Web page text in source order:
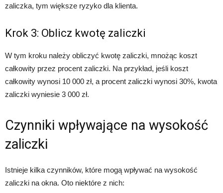
zaliczka, tym większe ryzyko dla klienta.
Krok 3: Oblicz kwotę zaliczki
W tym kroku należy obliczyć kwotę zaliczki, mnożąc koszt
całkowity przez procent zaliczki. Na przykład, jeśli koszt
całkowity wynosi 10 000 zł, a procent zaliczki wynosi 30%, kwota
zaliczki wyniesie 3 000 zł.
Czynniki wpływające na wysokość
zaliczki
Istnieje kilka czynników, które mogą wpływać na wysokość
zaliczki na okna. Oto niektóre z nich: